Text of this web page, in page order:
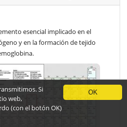
esencial implicado en el
y en la formación de tejido
OK
Si
web,
(con el botón OK)